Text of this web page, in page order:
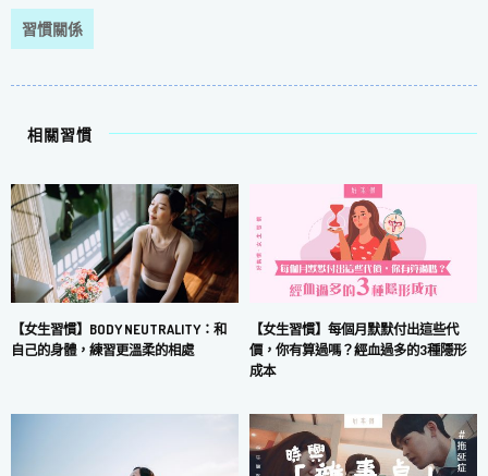
習慣關係
相關習慣
【女生習慣】BODY NEUTRALITY：和
自己的身體，練習更溫柔的相處
【女生習慣】每個月默默付出這些代
價，你有算過嗎？經血過多的3種隱形
成本